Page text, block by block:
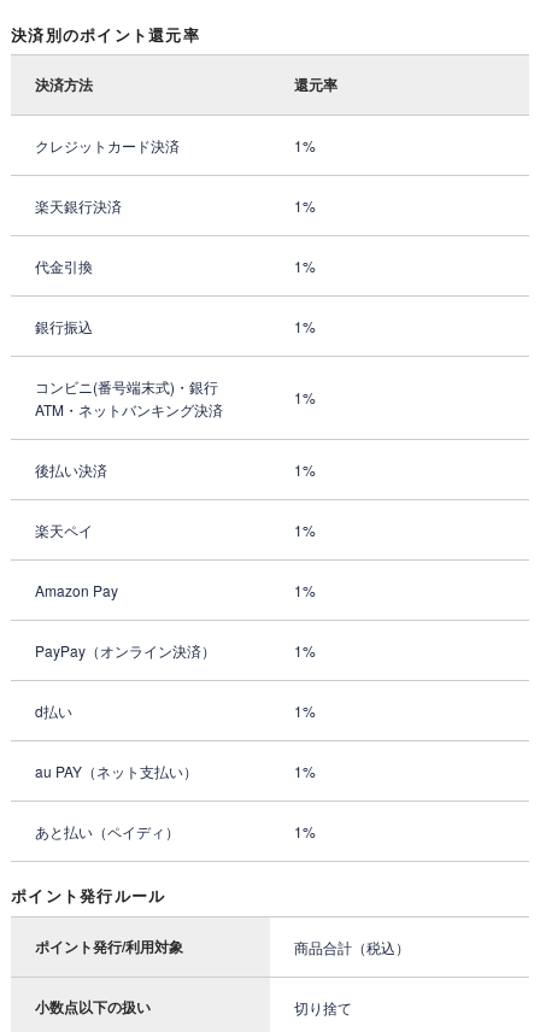
決済別のポイント還元率
決済方法 還元率
クレジットカード決済 1%
楽天銀行決済 1%
代金引換 1%
銀行振込 1%
コンビニ(番号端末式)・銀行
ATM・ネットバンキング決済
1%
後払い決済 1%
楽天ペイ 1%
Amazon Pay 1%
PayPay（オンライン決済） 1%
d払い 1%
au PAY（ネット支払い） 1%
あと払い（ペイディ） 1%
ポイント発行ルール
ポイント発行/利用対象 商品合計（税込）
小数点以下の扱い 切り捨て